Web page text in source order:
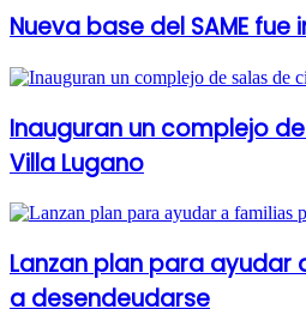
Nueva base del SAME fue
Inauguran un complejo
Villa Lugano
Lanzan plan para
a desendeudarse